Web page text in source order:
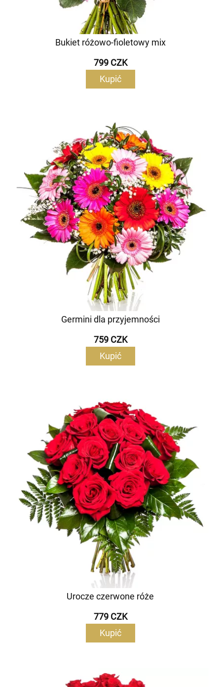
Bukiet różowo-fioletowy mix
799 CZK
Kupić
Germini dla przyjemności
759 CZK
Kupić
Urocze czerwone róże
779 CZK
Kupić